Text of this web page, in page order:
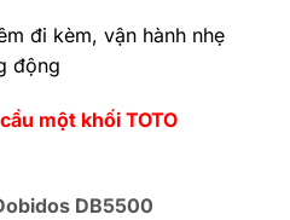
đi kèm, vận hành nhẹ
động
một khối TOTO
DB5500